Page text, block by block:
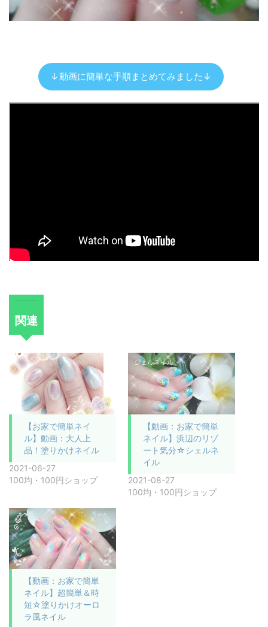
↓動画に簡単な手順まとめてみました↓
関連
【お家で簡単ネイ
ル】動画：大人上
品！塗りかけネイル
2021-06-27
100均・100円ショップ
【動画：お家で簡単
ネイル】浜辺のリゾ
ート気分☆シェルネ
イル
2021-08-27
100均・100円ショップ
【動画：お家で簡単
ネイル】超簡単＆時
短☆塗りかけオーロ
ラ風ネイル